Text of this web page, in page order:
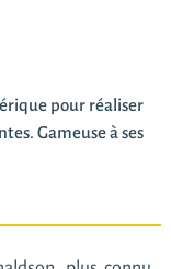
pour réaliser
Gameuse à ses